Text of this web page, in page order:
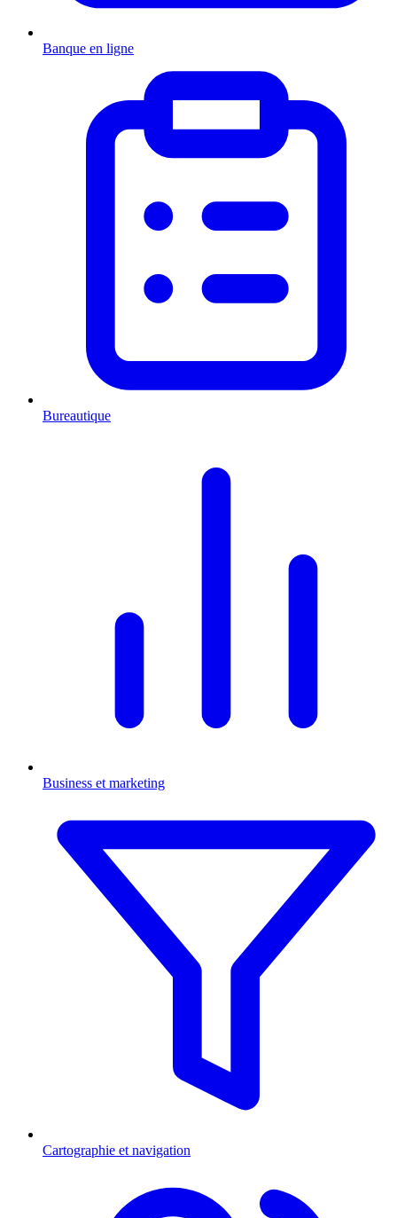
Banque en ligne
Bureautique
Business et marketing
Cartographie et navigation